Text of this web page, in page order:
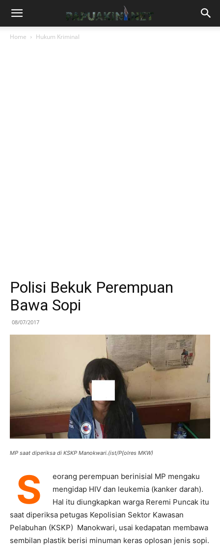
Home Hukum Kriminal
Polisi Bekuk Perempuan
Bawa Sopi
08/07/2017
MP saat diperiksa di KSKP Manokwari.(ist/P{olres MKW)
S
eorang perempuan berinisial MP mengaku
mengidap HIV dan leukemia (kanker darah).
Hal itu diungkapkan warga Reremi Puncak itu
saat diperiksa petugas Kepolisian Sektor Kawasan
Pelabuhan (KSKP) Manokwari, usai kedapatan membawa
sembilan plastik berisi minuman keras oplosan jenis sopi.